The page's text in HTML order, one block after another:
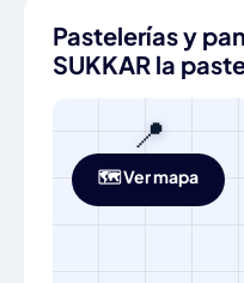
Pastelerías y
SUKKAR la
📍
🗺️ Ver mapa